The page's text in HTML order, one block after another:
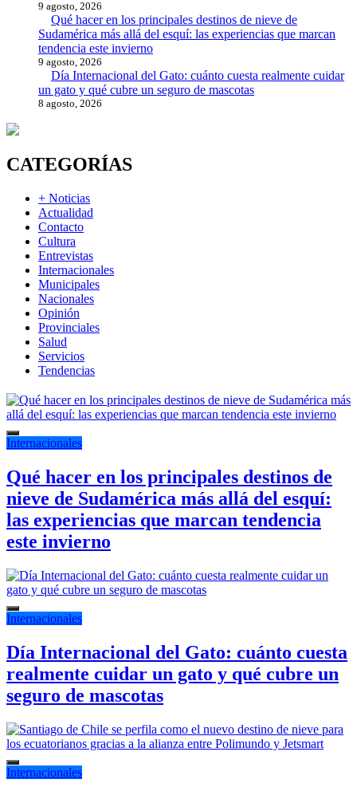
9 agosto, 2026
Qué hacer en los principales destinos de nieve de
Sudamérica más allá del esquí: las experiencias que marcan
tendencia este invierno
9 agosto, 2026
Día Internacional del Gato: cuánto cuesta realmente cuidar
un gato y qué cubre un seguro de mascotas
8 agosto, 2026
CATEGORÍAS
+ Noticias
Actualidad
Contacto
Cultura
Entrevistas
Internacionales
Municipales
Nacionales
Opinión
Provinciales
Salud
Servicios
Tendencias
Internacionales
Qué hacer en los principales destinos de
nieve de Sudamérica más allá del esquí:
las experiencias que marcan tendencia
este invierno
Internacionales
Día Internacional del Gato: cuánto cuesta
realmente cuidar un gato y qué cubre un
seguro de mascotas
Internacionales